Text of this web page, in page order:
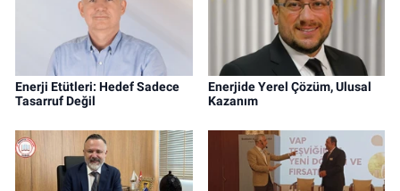
Enerji Etütleri: Hedef Sadece
Tasarruf Değil
Enerjide Yerel Çözüm, Ulusal
Kazanım